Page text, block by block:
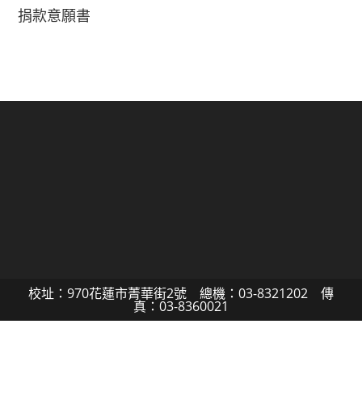
捐款意願書
校址：970花蓮市菁華街2號 總機：03-8321202 傳
真：03-8360021